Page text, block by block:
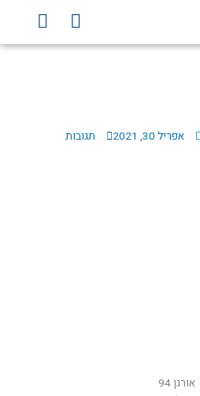
F
a
c
o
k
Y
o
u
אפריל 30, 2021 תגובות
אורגן 94